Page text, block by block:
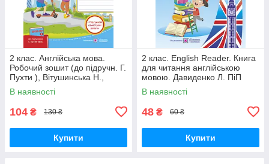
2 клас. Англійська мова.
Робочий зошит (до підручн. Г.
Пухти ), Вітушинська Н.,
Косован О. ПІП
В наявності
104 ₴ 130 ₴
Купити
2 клас. English Reader. Книга
для читання англійською
мовою. Давиденко Л. ПіП
В наявності
48 ₴ 60 ₴
Купити